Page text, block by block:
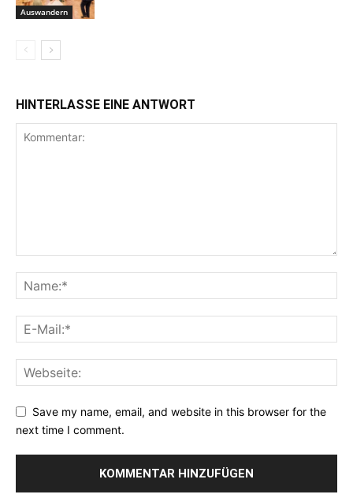
Auswandern
HINTERLASSE EINE ANTWORT
Save my name, email, and website in this browser for the
next time I comment.